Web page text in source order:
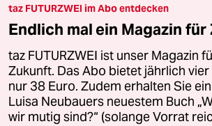
taz FUTURZWEI im Abo entdecken
Endlich mal ein Magazin
taz FUTURZWEI ist unser Magazin
Zukunft. Das Abo bietet jährlich
nur 38 Euro. Zudem erhalten Sie
Luisa Neubauers neuestem Buch
wir mutig sind?“ (solange Vorrat